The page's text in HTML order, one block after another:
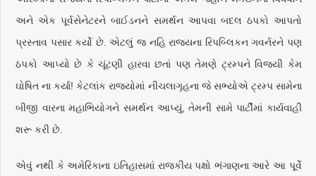
અને એક પૂર્વસેનેટરને બાઈડનને સમર્થન આપવા બદલ ઠપકો આપતો
પ્રસ્તાવ પસાર કર્યો છે. એટલું જ નહિ રાજ્યના રિપબ્લિકન ગવર્નરને પણ
ઠપકો આપ્યો છે કે ચૂંટણી હારવા છતાં પણ તેમણે ટ્રમ્પને વિજયી કેમ
ઘોષિત ના કર્યા! કેટલાંક રાજ્યોમાં નીચલાગૃહના જે સભ્યોએ ટ્રમ્પ સામેના
બીજી વારના મહાભિયોગને સમર્થન આપ્યું, તેમની સામે પાર્ટીમાં કાર્યવાહી
શરૂ કરી છે.
એવું નથી કે અમેરિકાના ઇતિહાસમાં રાજકીય પક્ષો ભંગાણના આરે આ પૂર્વે